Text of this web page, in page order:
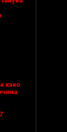
како